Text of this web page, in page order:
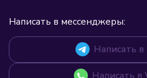
Написать в мессенджеры:
Написать
Написать в